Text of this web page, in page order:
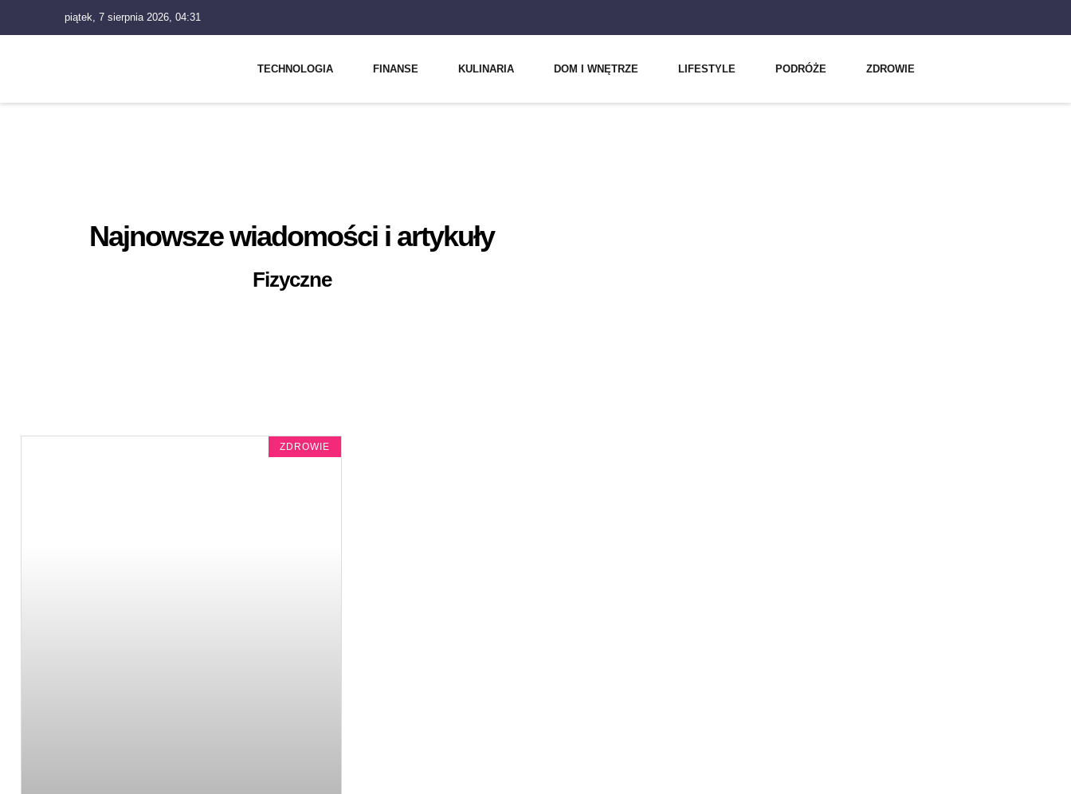
piątek, 7 sierpnia 2026, 04:31
TECHNOLOGIA FINANSE KULINARIA DOM I WNĘTRZE LIFESTYLE PODRÓŻE ZDROWIE
Najnowsze wiadomości i artykuły
Fizyczne
ZDROWIE